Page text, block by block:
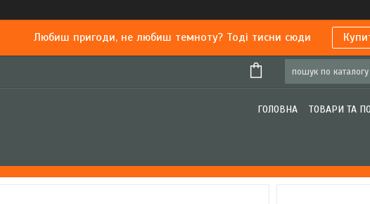
Любиш пригоди, не любиш темноту? Тоді тисни сюди
ГОЛОВНА ТОВАРИ ТА